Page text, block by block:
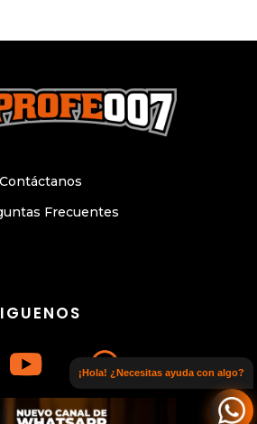
canal de WhatsApp
Frecuentes
Contáctanos
2024. Todos los derechos
¡Hola! ¿Necesitas ayuda con algo?